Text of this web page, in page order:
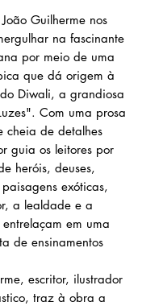
Guilherme nos
na fascinante
por meio de uma
que dá origem à
Diwali, a grandiosa
Com uma prosa
cheia de detalhes
guia os leitores por
heróis, deuses,
exóticas,
a lealdade e a
em uma
de ensinamentos
escritor, ilustrador
traz à obra a